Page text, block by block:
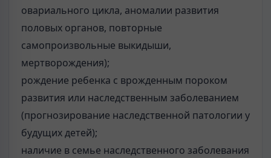
овариального цикла, аномалии развития
половых органов, повторные
самопроизвольные выкидыши,
мертворождения);
рождение ребенка с врожденным пороком
развития или наследственным заболеванием
(прогнозирование наследственной патологии у
будущих детей);
наличие в семье наследственного заболевания